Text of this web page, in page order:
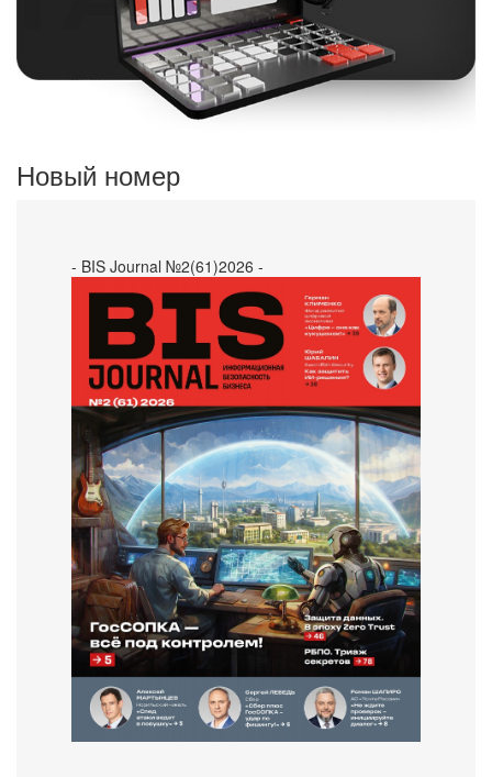
Новый номер
- BIS Journal №2(61)2026 -